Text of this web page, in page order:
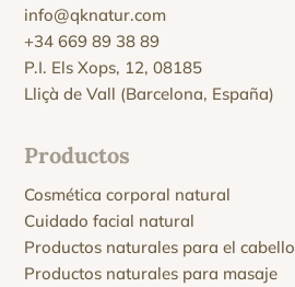
info@qknatur.com
+34 669 89 38 89
P.I. Els Xops, 12, 08185
Lliçà de Vall (Barcelona, España)
Productos
Cosmética corporal natural
Cuidado facial natural
Productos naturales para el cabello
Productos naturales para masaje